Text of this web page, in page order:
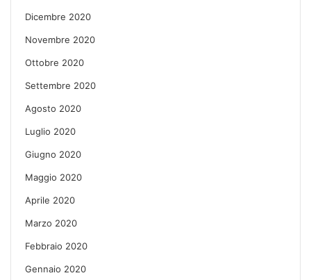
Dicembre 2020
Novembre 2020
Ottobre 2020
Settembre 2020
Agosto 2020
Luglio 2020
Giugno 2020
Maggio 2020
Aprile 2020
Marzo 2020
Febbraio 2020
Gennaio 2020